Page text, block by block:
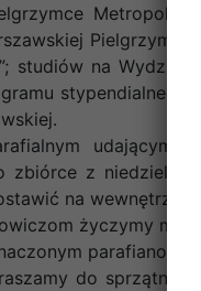
studiów na
stypendialnego
udającym
zbiórce z niedzieli
na
życzymy
parafianom
do